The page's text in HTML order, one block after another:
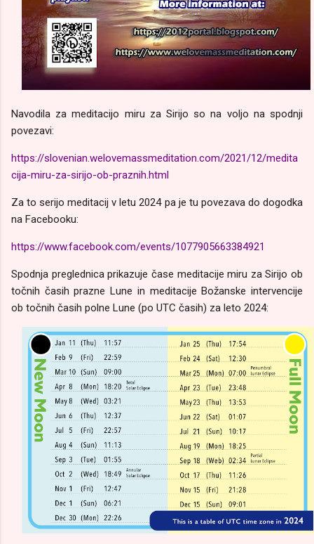
Navodila za meditacijo miru za Sirijo so na voljo na spodnji
povezavi:
https://slovenian.welovemassmeditation.com/2021/12/medita
cija-miru-za-sirijo-ob-praznih.html
Za to serijo meditacij v letu 2024 pa je tu povezava do dogodka
na Facebooku:
https://www.facebook.com/events/1077905663384921
Spodnja preglednica prikazuje čase meditacije miru za Sirijo ob
točnih časih prazne Lune in meditacije Božanske intervencije
ob točnih časih polne Lune (po UTC časih) za leto 2024: